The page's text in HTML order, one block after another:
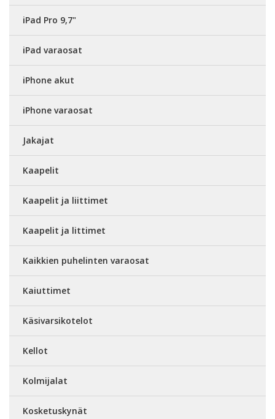
iPad Pro 9,7"
iPad varaosat
iPhone akut
iPhone varaosat
Jakajat
Kaapelit
Kaapelit ja liittimet
Kaapelit ja littimet
Kaikkien puhelinten varaosat
Kaiuttimet
Käsivarsikotelot
Kellot
Kolmijalat
Kosketuskynät